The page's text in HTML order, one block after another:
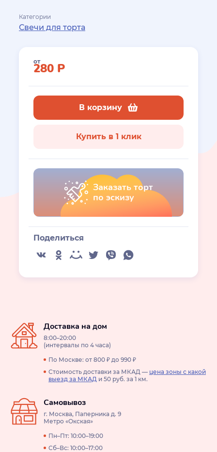
Категории
Свечи для торта
от
280 Р
В корзину
Купить в 1 клик
Заказать торт
по эскизу
Поделиться
Доставка на дом
8:00–20:00
(интервалы по 4 часа)
По Москве: от 800 ₽ до 990 ₽
Стоимость доставки за МКАД — цена зоны с какой
выезд за МКАД и 50 руб. за 1 км.
Самовывоз
г. Москва, Паперника д. 9
Метро «Окская»
Пн–Пт: 10:00–19:00
Сб–Вс: 10:00–17:00